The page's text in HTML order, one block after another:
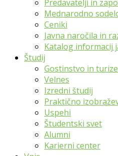
Predavatelji in
Mednarodno
Ceniki
Javna naročila in
Katalog informacij
Študij
Gostinstvo in
Velnes
Izredni študij
Praktično
Uspehi
Študentski svet
Alumni
Karierni center